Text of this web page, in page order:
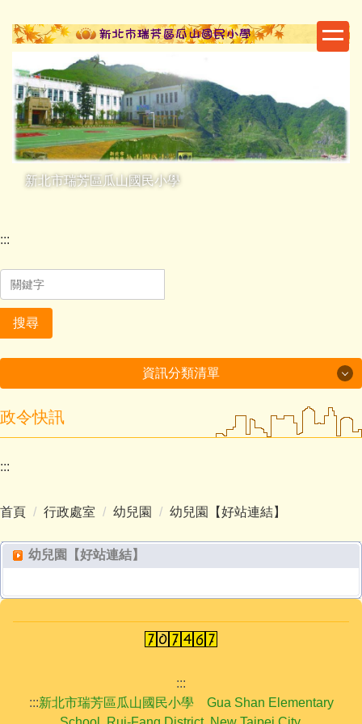
到
主
要
內
容
區
新北市瑞芳區瓜山國民小學
:::
搜尋
資訊分類清單
最新消息
榮譽事項
學生活動
政令快訊
:::
首頁 行政處室 幼兒園 幼兒園【好站連結】
幼兒園【好站連結】
:::
:::新北市瑞芳區瓜山國民小學 Gua Shan Elementary